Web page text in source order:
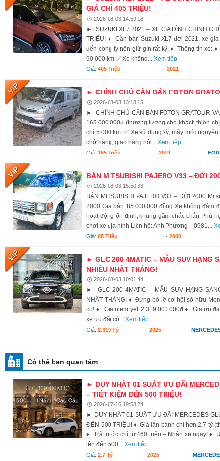
GIÁ CHỈ 405 TRIỆU!
2026-08-03 14:59:16
► SUZUKI XL7 2021 – XE GIA ĐÌNH CHÍNH
TRIỆU! ♦ Cần bán Suzuki XL7 đời 2021, xe
đến công ty nên giữ gìn rất kỹ. ♦ Thông tin xe:
90.000 km ✅ Xe không...Xem tiếp
Giá:405 Triệu - 2021
► CHÍNH CHỦ CẦN BÁN FOTON
2026-08-03 13:18:15
► CHÍNH CHỦ CẦN BÁN FOTON GRATOUR
165.000.000đ (thương lượng cho khách thiện
chỉ 5.000 km ✅ Xe sử dụng kỹ, máy móc
chở hàng, giao hàng nội...Xem tiếp
Giá:165 Triệu - 2019 -
BÁN MITSUBISHI PAJERO V33 – ĐỜI
2026-08-03 15:50:33
BÁN MITSUBISHI PAJERO V33 – ĐỜI 2000
2000 Giá bán: 85.000.000 đồng Xe không đâm
hoạt động ổn định, khung gầm chắc chắn Phù
chơi xe địa hình Liên hệ: Anh Phương – 0981...
Giá:85 Triệu -2000
► GLC 200 4MATIC – MẪU SUV HẠNG
NHIỀU NHẤT THÁNG!
2026-08-03 10:01:44
► GLC 200 4MATIC – MẪU SUV HẠNG
NHẤT THÁNG! ♦ Đừng bỏ lỡ cơ hội sở hữu
có! ♦ Giá niêm yết: 2.319.000.000đ ♦ Giá ưu
xe ưu đãi có...Xem tiếp
Giá:2.319 Tỷ - 2025 -
Có thể bạn quan tâm
► DUY NHẤT 01 SUẤT ƯU ĐÃI
– TIẾT KIỆM ĐẾN 500 TRIỆU!
2026-07-16 19:53:24
► DUY NHẤT 01 SUẤT ƯU ĐÃI MERCEDES
ĐẾN 500 TRIỆU! ♦ Giá lăn bánh chỉ hơn 2,7 tỷ
♦ Trả trước chỉ từ 460 triệu – Nhận xe ngay! ♦
lên đến 500...Xem tiếp
Giá:2.7 Tỷ - 2025 -